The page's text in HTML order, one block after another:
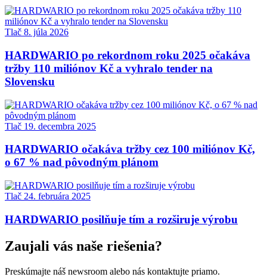
Tlač 8. júla 2026
HARDWARIO po rekordnom roku 2025 očakáva
tržby 110 miliónov Kč a vyhralo tender na
Slovensku
Tlač 19. decembra 2025
HARDWARIO očakáva tržby cez 100 miliónov Kč,
o 67 % nad pôvodným plánom
Tlač 24. februára 2025
HARDWARIO posilňuje tím a rozširuje výrobu
Zaujali vás naše riešenia?
Preskúmajte náš newsroom alebo nás kontaktujte priamo.